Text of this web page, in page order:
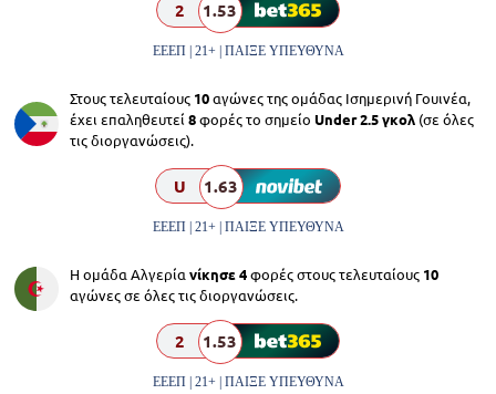
2 1.53
ΕΕΕΠ | 21+ | ΠΑΙΞΕ ΥΠΕΥΘΥΝΑ
Στους τελευταίους 10αγώνες της ομάδας Ισημερινή Γουινέα,
έχει επαληθευτεί 8φορές το σημείο Under 2.5 γκολ (σε όλες
τις διοργανώσεις).
U 1.63
ΕΕΕΠ | 21+ | ΠΑΙΞΕ ΥΠΕΥΘΥΝΑ
Η ομάδα Αλγερία νίκησε 4φορές στους τελευταίους 10
αγώνες σε όλες τις διοργανώσεις.
2 1.53
ΕΕΕΠ | 21+ | ΠΑΙΞΕ ΥΠΕΥΘΥΝΑ